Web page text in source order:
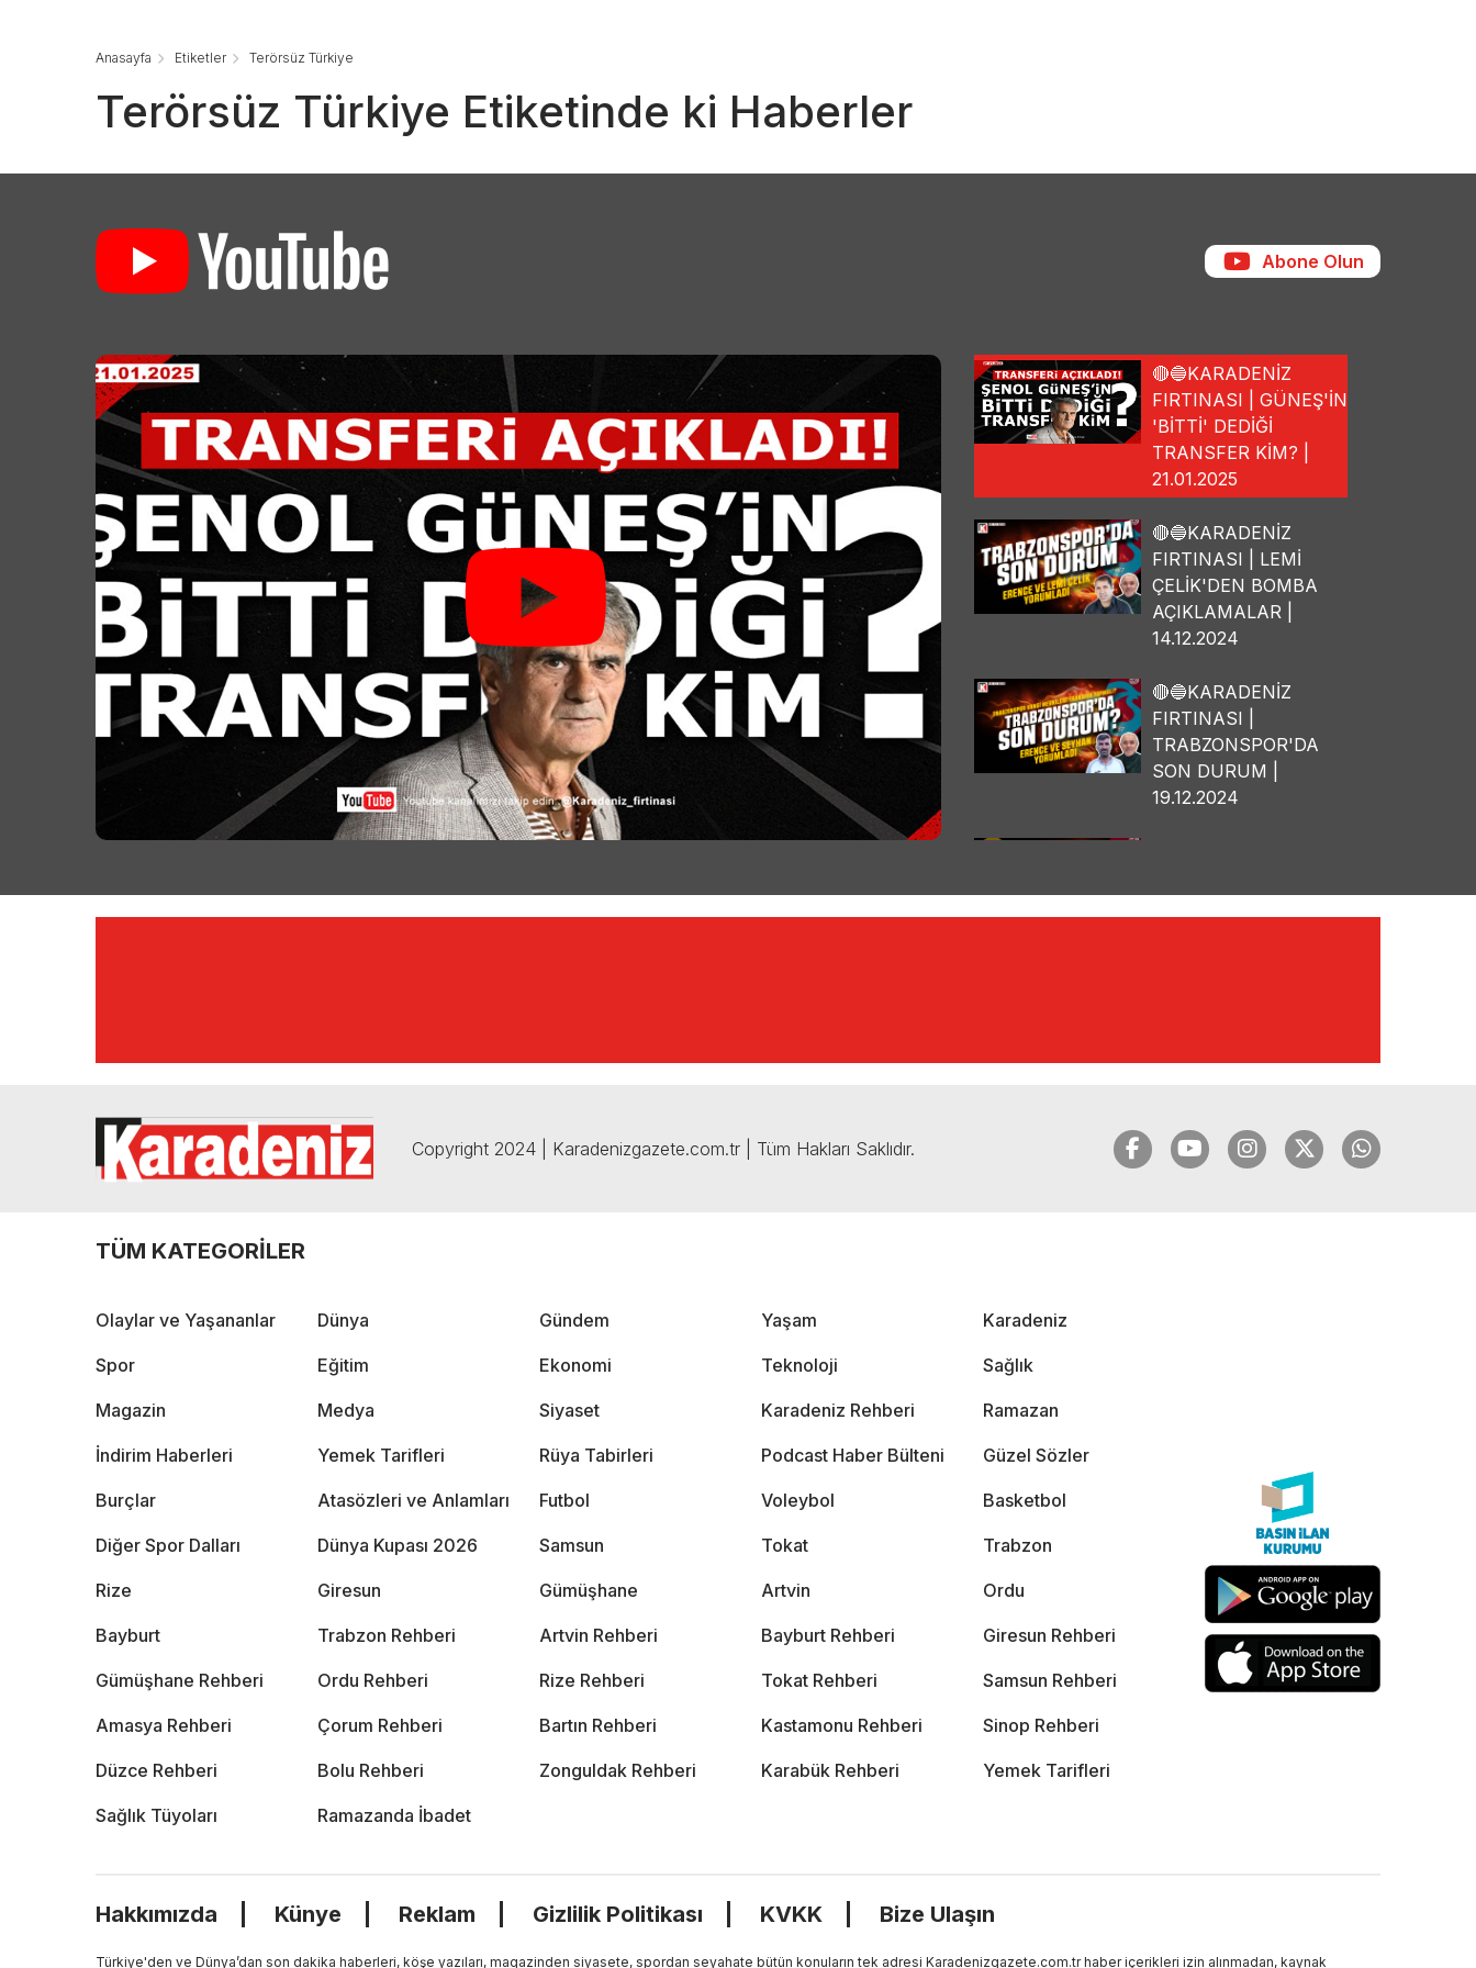
Anasayfa Etiketler Terörsüz Türkiye
Terörsüz Türkiye Etiketinde ki Haberler
Abone Olun
🔴🔵KARADENİZ
FIRTINASI | GÜNEŞ'İN
'BİTTİ' DEDİĞİ
TRANSFER KİM? |
21.01.2025
🔴🔵KARADENİZ
FIRTINASI | LEMİ
ÇELİK'DEN BOMBA
AÇIKLAMALAR |
14.12.2024
🔴🔵KARADENİZ
FIRTINASI |
TRABZONSPOR'DA
SON DURUM |
19.12.2024
FIRTINASI | YILMAZ
06.12.2024
Copyright 2024 | Karadenizgazete.com.tr | Tüm Hakları Saklıdır.
TÜM KATEGORİLER
Olaylar ve Yaşananlar Dünya Gündem Yaşam Karadeniz
Spor Eğitim Ekonomi Teknoloji Sağlık
Magazin Medya Siyaset Karadeniz Rehberi Ramazan
İndirim Haberleri Yemek Tarifleri Rüya Tabirleri Podcast Haber Bülteni Güzel Sözler
Burçlar Atasözleri ve Anlamları Futbol Voleybol Basketbol
Diğer Spor Dalları Dünya Kupası 2026 Samsun Tokat Trabzon
Rize Giresun Gümüşhane Artvin Ordu
Bayburt Trabzon Rehberi Artvin Rehberi Bayburt Rehberi Giresun Rehberi
Gümüşhane Rehberi Ordu Rehberi Rize Rehberi Tokat Rehberi Samsun Rehberi
Amasya Rehberi Çorum Rehberi Bartın Rehberi Kastamonu Rehberi Sinop Rehberi
Düzce Rehberi Bolu Rehberi Zonguldak Rehberi Karabük Rehberi Yemek Tarifleri
Sağlık Tüyoları Ramazanda İbadet
Hakkımızda Künye Reklam Gizlilik Politikası KVKK Bize Ulaşın
Türkiye'den ve Dünya’dan son dakika haberleri, köşe yazıları, magazinden siyasete, spordan seyahate bütün konuların tek adresi Karadenizgazete.com.tr haber içerikleri izin alınmadan, kaynak